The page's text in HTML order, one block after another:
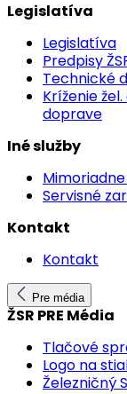
Legislatíva
Legislatíva
Predpisy
Technické
Kríženie
doprave
Iné služby
Servisné
Kontakt
Kontakt
Pre média
ŽSR PRE Média
Tlačové
Logo na
Železničný